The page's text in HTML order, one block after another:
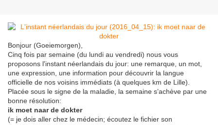
Bonjour (Goeiemorgen),
Cinq fois par semaine (du lundi au vendredi) nous vous
proposons l'instant néerlandais du jour: une remarque, un mot,
une expression, une information pour découvrir la langue
officielle de nos voisins immédiats (à quelques km de Lille).
Placée sous le signe de la maladie, la semaine s’achève par une
bonne résolution:
ik moet naar de dokter
(= je dois aller chez le médecin; écoutez le fichier son